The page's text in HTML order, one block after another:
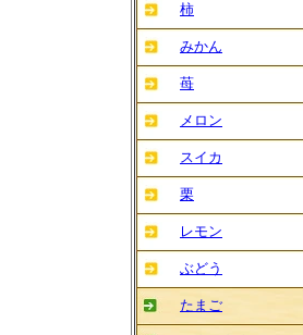
柿
みかん
苺
メロン
スイカ
栗
レモン
ぶどう
たまご